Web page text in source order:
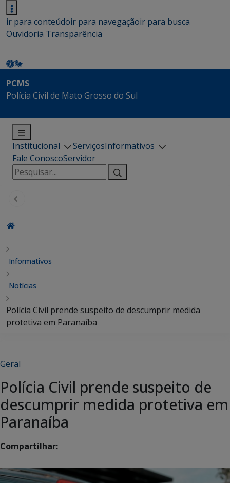
ir para conteúdoir para navegaçãoir para busca
Ouvidoria Transparência
PCMS
Polícia Civil de Mato Grosso do Sul
Institucional ServiçosInformativos
Fale ConoscoServidor
Pesquisar
por:
Informativos
Notícias
Polícia Civil prende suspeito de descumprir medida
protetiva em Paranaíba
Geral
Polícia Civil prende suspeito de
descumprir medida protetiva em
Paranaíba
Compartilhar: